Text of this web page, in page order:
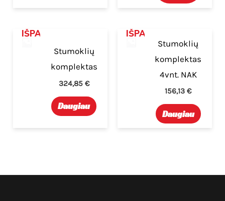
IŠPARDUOTA
Stumoklių
komplektas
324,85 €
Daugiau
IŠPARDUOTA
Stumoklių
komplektas
4vnt. NAK
156,13€
Daugiau